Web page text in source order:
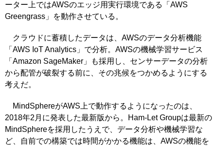
ーター上ではAWSのエッジ用実行環境である「AWS
Greengrass」を動作させている。
クラウドに蓄積したデータは、AWSのデータ分析機能
「AWS IoT Analytics」で分析。AWSの機械学習サービス
「Amazon SageMaker」も採用し、センサーデータの分析
から配管が破裂する前に、その兆候をつかめるようにする
考えだ。
MindSphereがAWS上で動作するようになったのは、
2018年2月に発表した最新版から。Ham-Let Groupは最新の
MindSphereを採用したうえで、データ分析や機械学習な
ど、自前での構築では時間がかかる機能は、AWSの機能を